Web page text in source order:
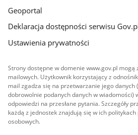
Geoportal
Deklaracja dostępności serwisu
Ustawienia prywatności
Strony dostępne w domenie www.gov.pl
mailowych. Użytkownik korzystający z
mail zgadza się na przetwarzanie jego danych
dobrowolnie podanych danych w wiadomości)
odpowiedzi na przesłane pytania. Szczegóły
każdą z jednostek znajdują się w ich
osobowych.